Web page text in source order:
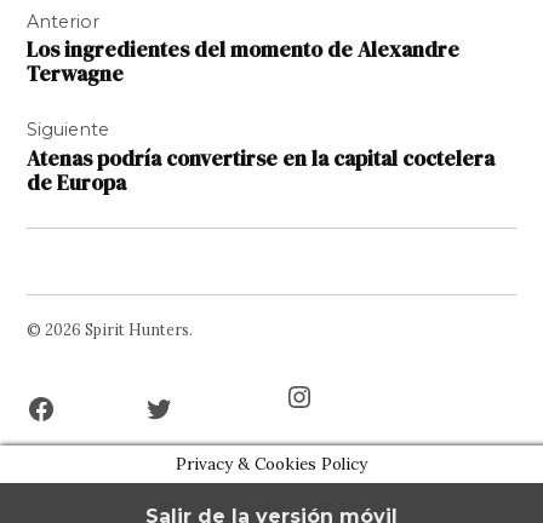
de
entradas
Anterior
Los ingredientes del momento de Alexandre
Terwagne
Siguiente
Atenas podría convertirse en la capital coctelera
de Europa
© 2026 Spirit Hunters.
Privacy & Cookies Policy
Salir de la versión móvil